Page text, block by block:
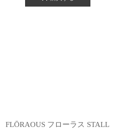
FLŌRAOUS フローラス STALL